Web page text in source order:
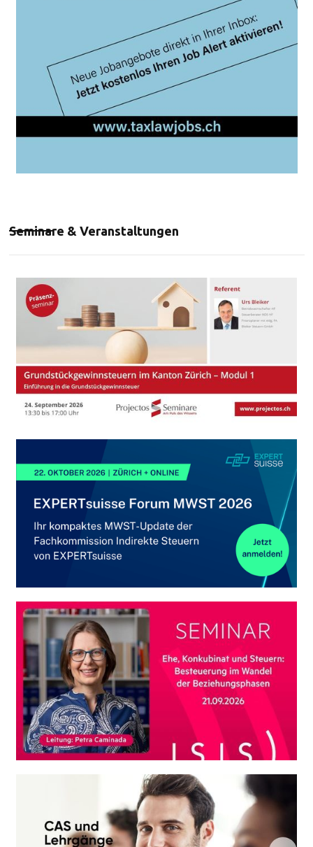
Seminare & Veranstaltungen